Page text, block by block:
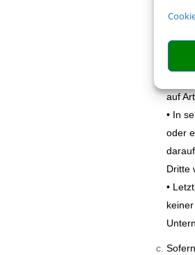
• Ist
•
auf
• In
oder
Dritte
•